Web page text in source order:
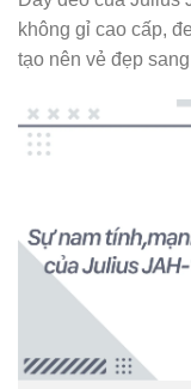
không gỉ cao cấp,
tạo nên vẻ đẹp